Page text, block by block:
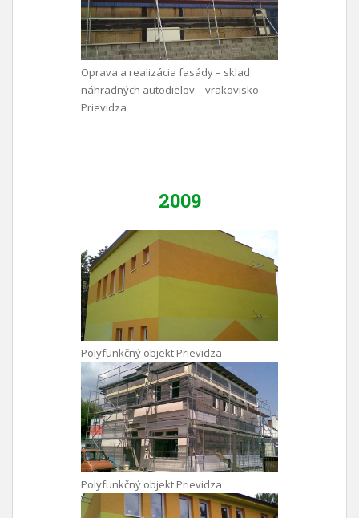
Oprava a realizácia fasády – sklad
náhradných autodielov – vrakovisko
Prievidza
2009
Polyfunkčný objekt Prievidza
Polyfunkčný objekt Prievidza